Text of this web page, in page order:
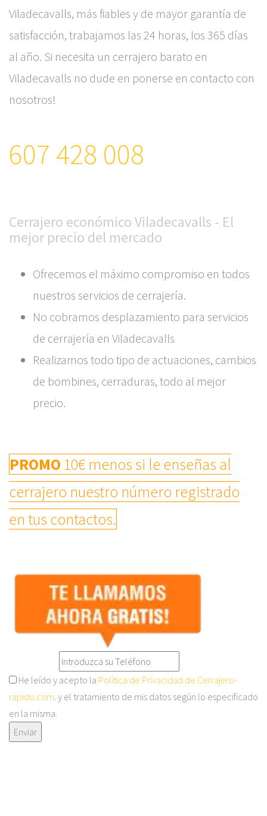
Viladecavalls, más fiables y de mayor garantía de
satisfacción, trabajamos las 24 horas, los 365 días
al año. Si necesita un cerrajero barato en
Viladecavalls no dude en ponerse en contacto con
nosotros!
607 428 008
Cerrajero económico Viladecavalls - El
mejor precio del mercado
Ofrecemos el máximo compromiso en todos
nuestros servicios de cerrajería.
No cobramos desplazamiento para servicios
de cerrajería en Viladecavalls
Realizamos todo tipo de actuaciones, cambios
de bombines, cerraduras, todo al mejor
precio.
PROMO 10€ menos si le enseñas al
cerrajero nuestro número registrado
en tus contactos.
He leído y acepto la Política de Privacidad de Cerrajero-
rapido.com. y el tratamiento de mis datos según lo especificado
en la misma.
Enviar